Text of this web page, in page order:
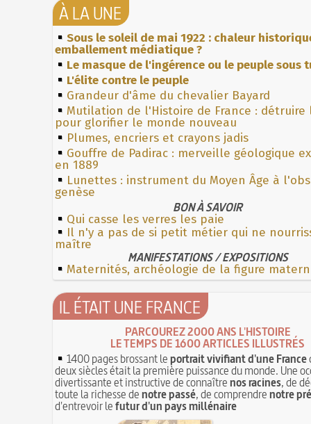
À LA UNE
Sous le soleil de mai 1922 : chaleur
emballement médiatique ?
Le masque de l'ingérence ou le peuple sous
L'élite contre le peuple
Grandeur d'âme du chevalier Bayard
Mutilation de l'Histoire de France : détruire
pour glorifier le monde nouveau
Plumes, encriers et crayons jadis
Gouffre de Padirac : merveille géologique
en 1889
Lunettes : instrument du Moyen Âge à
genèse
BON À SAVOIR
Qui casse les verres les paie
Il n'y a pas de si petit métier qui ne
maître
MANIFESTATIONS / EXPOSITIONS
Maternités, archéologie de la figure
IL ÉTAIT UNE FRANCE
PARCOUREZ 2000 ANS L'HISTOIRE
LE TEMPS DE 1600 ARTICLES ILLUSTRÉS
1400 pages brossant leportrait vivifiant d'une France
deux siècles était la première puissance du monde. Une
divertissante et instructive de connaîtrenos racines, de
toute la richesse denotre passé, de comprendrenotre
d'entrevoir lefutur d'un pays millénaire